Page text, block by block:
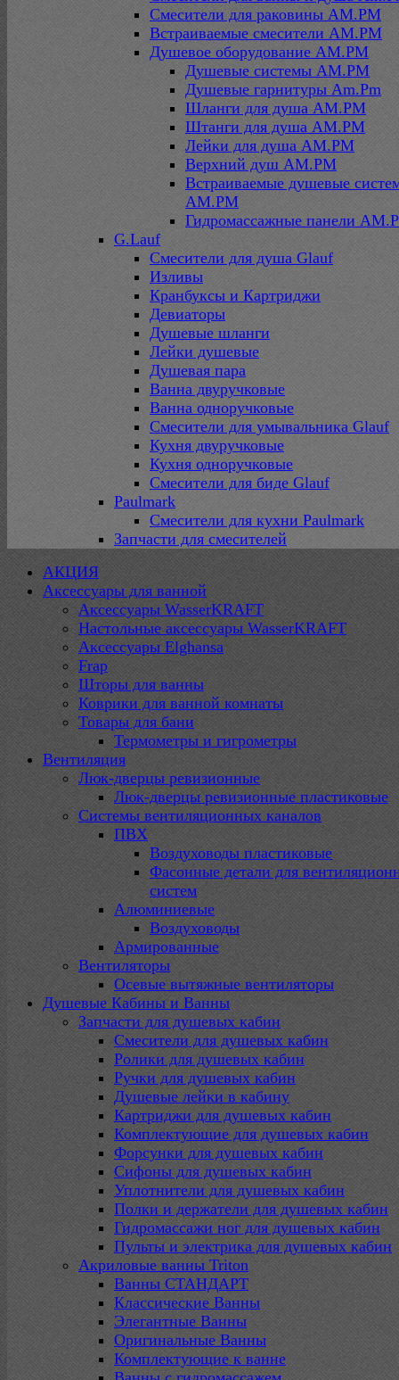
Смесители для раковины AM.PM
Встраиваемые смесители AM.PM
Душевое оборудование AM.PM
Душевые системы AM.PM
Душевые гарнитуры Am.Pm
Шланги для душа AM.PM
Штанги для душа AM.PM
Лейки для душа AM.PM
Верхний душ AM.PM
Встраиваемые душевые
AM.PM
Гидромассажные панели
G.Lauf
Смесители для душа Glauf
Изливы
Кранбуксы и Картриджи
Девиаторы
Душевые шланги
Лейки душевые
Душевая пара
Ванна двуручковые
Ванна одноручковые
Смесители для умывальника Glauf
Кухня двуручковые
Кухня одноручковые
Смесители для биде Glauf
Paulmark
Смесители для кухни Paulmark
Запчасти для смесителей
АКЦИЯ
Аксессуары для ванной
Аксессуары WasserKRAFT
Настольные аксессуары WasserKRAFT
Аксессуары Elghansa
Frap
Шторы для ванны
Коврики для ванной комнаты
Товары для бани
Термометры и гигрометры
Вентиляция
Люк-дверцы ревизионные
Люк-дверцы ревизионные пластиковые
Системы вентиляционных каналов
ПВХ
Воздуховоды пластиковые
Фасонные детали для
систем
Алюминиевые
Воздуховоды
Армированные
Вентиляторы
Осевые вытяжные вентиляторы
Душевые Кабины и Ванны
Запчасти для душевых кабин
Смесители для душевых кабин
Ролики для душевых кабин
Ручки для душевых кабин
Душевые лейки в кабину
Картриджи для душевых кабин
Комплектующие для душевых кабин
Форсунки для душевых кабин
Сифоны для душевых кабин
Уплотнители для душевых кабин
Полки и держатели для душевых кабин
Гидромассажи ног для душевых кабин
Пульты и электрика для душевых кабин
Акриловые ванны Triton
Ванны СТАНДАРТ
Классические Ванны
Элегантные Ванны
Оригинальные Ванны
Комплектующие к ванне